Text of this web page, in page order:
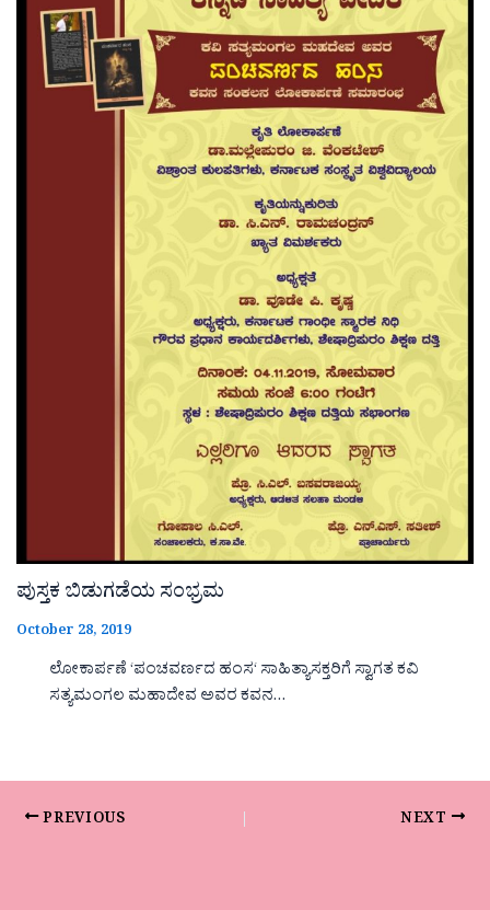
ಪುಸ್ತಕ ಬಿಡುಗಡೆಯ ಸಂಭ್ರಮ
October 28, 2019
ಲೋಕಾರ್ಪಣೆ ‘ಪಂಚವರ್ಣದ ಹಂಸ‘ ಸಾಹಿತ್ಯಾಸಕ್ತರಿಗೆ ಸ್ವಾಗತ ಕವಿ
ಸತ್ಯಮಂಗಲ ಮಹಾದೇವ ಅವರ ಕವನ…
PREVIOUS NEXT